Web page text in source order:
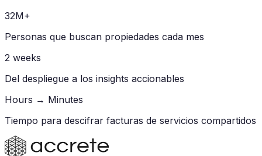
32M+
Personas que buscan propiedades cada mes
2 weeks
Del despliegue a los insights accionables
Hours → Minutes
Tiempo para descifrar facturas de servicios compartidos